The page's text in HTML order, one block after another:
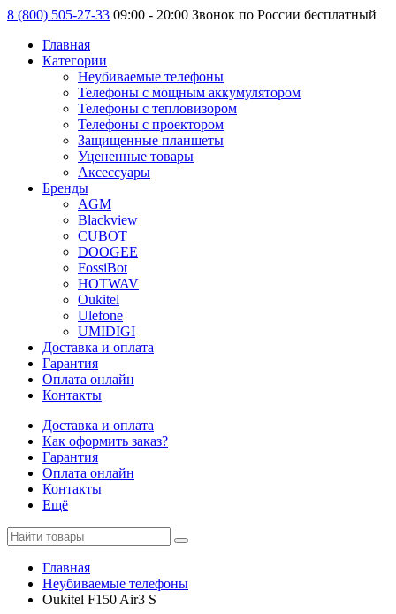
8 (800) 505-27-33 09:00 - 20:00 Звонок по России бесплатный
Главная
Категории
Неубиваемые телефоны
Телефоны с мощным аккумулятором
Телефоны с тепловизором
Телефоны с проектором
Защищенные планшеты
Уцененные товары
Аксессуары
Бренды
AGM
Blackview
CUBOT
DOOGEE
FossiBot
HOTWAV
Oukitel
Ulefone
UMIDIGI
Доставка и оплата
Гарантия
Оплата онлайн
Контакты
Доставка и оплата
Как оформить заказ?
Гарантия
Оплата онлайн
Контакты
Ещё
Главная
Неубиваемые телефоны
Oukitel F150 Air3 S